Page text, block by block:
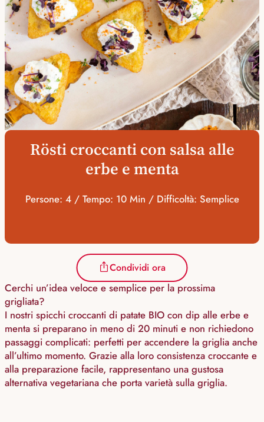
Rösti croccanti con salsa alle
erbe e menta
Persone: 4 / Tempo: 10 Min / Difficoltà: Semplice
Condividi ora
Cerchi un’idea veloce e semplice per la prossima
grigliata?
I nostri spicchi croccanti di patate BIO con dip alle erbe e
menta si preparano in meno di 20 minuti e non richiedono
passaggi complicati: perfetti per accendere la griglia anche
all’ultimo momento. Grazie alla loro consistenza croccante e
alla preparazione facile, rappresentano una gustosa
alternativa vegetariana che porta varietà sulla griglia.